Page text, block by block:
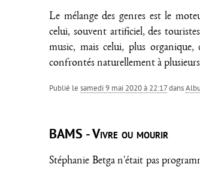
Le mélange des genres est le
celui, souvent artificiel, des
music, mais celui, plus
confrontés naturellement à plusieurs
Publié le samedi 9 mai 2020 à 22:17dans
BAMS - Vivre ou mourir
Stéphanie Betga n'était pas